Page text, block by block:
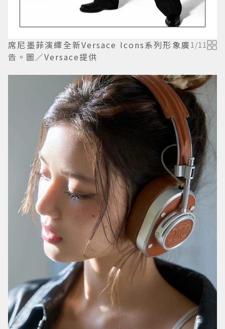
席尼墨菲演繹全新Versace Icons系列形象廣
告。圖／Versace提供
1/11